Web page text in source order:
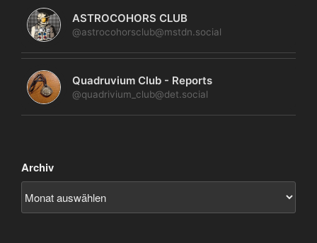
ASTROCOHORS CLUB
@astrocohorsclub@mstdn.social
Quadruvium Club - Reports
@quadrivium_club@det.social
Archiv